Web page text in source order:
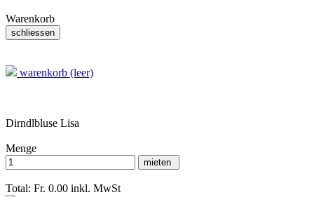
Warenkorb
warenkorb (leer)
Dirndlbluse Lisa
Menge
Total: Fr. 0.00 inkl. MwSt